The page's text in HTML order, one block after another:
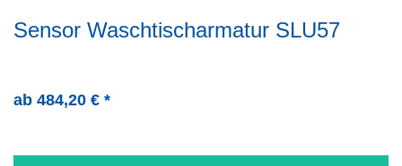
Sensor Waschtischarmatur SLU57
ab 484,20 € *